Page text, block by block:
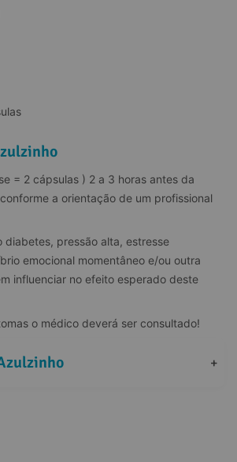
= 2 cápsulas ) 2 a 3 horas antes da
a orientação de um profissional
diabetes, pressão alta, estresse
emocional momentâneo e/ou outra
influenciar no efeito esperado deste
o médico deverá ser consultado!
+